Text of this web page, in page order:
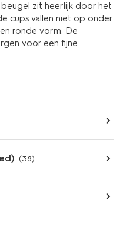
zit heerlijk door het
cups vallen niet op onder
ronde vorm. De
voor een fijne
(38)